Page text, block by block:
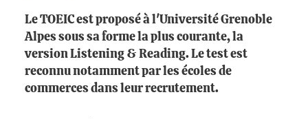
Le TOEIC est proposé à l'Université Grenoble
Alpes sous sa forme la plus courante, la
version Listening & Reading. Le test est
reconnu notamment par les écoles de
commerces dans leur recrutement.